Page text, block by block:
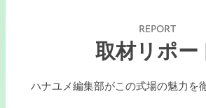
REPORT
取材リポー
ハナユメ編集部がこの式場の魅力を